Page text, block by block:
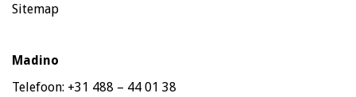
Sitemap
Madino
Telefoon: +31 488 – 44 01 38